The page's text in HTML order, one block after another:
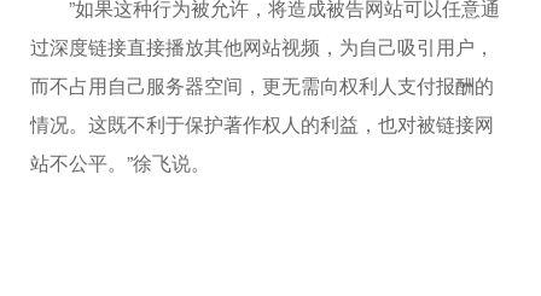
”如果这种行为被允许，将造成被告网站可以任意通
过深度链接直接播放其他网站视频，为自己吸引用户，
而不占用自己服务器空间，更无需向权利人支付报酬的
情况。这既不利于保护著作权人的利益，也对被链接网
站不公平。”徐飞说。